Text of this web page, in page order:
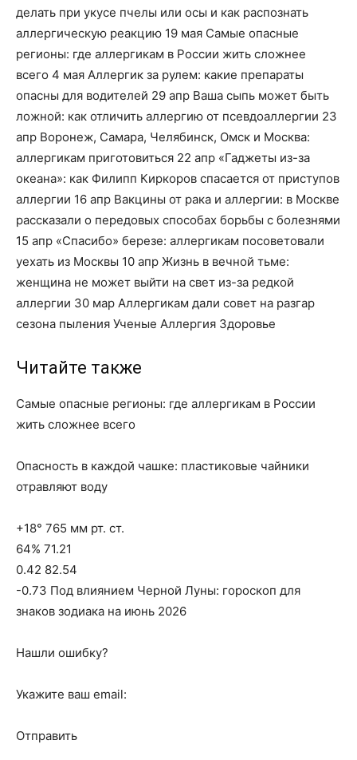
делать при укусе пчелы или осы и как распознать
аллергическую реакцию 19 мая Самые опасные
регионы: где аллергикам в России жить сложнее
всего 4 мая Аллергик за рулем: какие препараты
опасны для водителей 29 апр Ваша сыпь может быть
ложной: как отличить аллергию от псевдоаллергии 23
апр Воронеж, Самара, Челябинск, Омск и Москва:
аллергикам приготовиться 22 апр «Гаджеты из-за
океана»: как Филипп Киркоров спасается от приступов
аллергии 16 апр Вакцины от рака и аллергии: в Москве
рассказали о передовых способах борьбы с болезнями
15 апр «Спасибо» березе: аллергикам посоветовали
уехать из Москвы 10 апр Жизнь в вечной тьме:
женщина не может выйти на свет из-за редкой
аллергии 30 мар Аллергикам дали совет на разгар
сезона пыления Ученые Аллергия Здоровье
Читайте также
Самые опасные регионы: где аллергикам в России
жить сложнее всего
Опасность в каждой чашке: пластиковые чайники
отравляют воду
+18° 765 мм рт. ст.
64% 71.21
0.42 82.54
-0.73 Под влиянием Черной Луны: гороскоп для
знаков зодиака на июнь 2026
Нашли ошибку?
Укажите ваш email:
Отправить